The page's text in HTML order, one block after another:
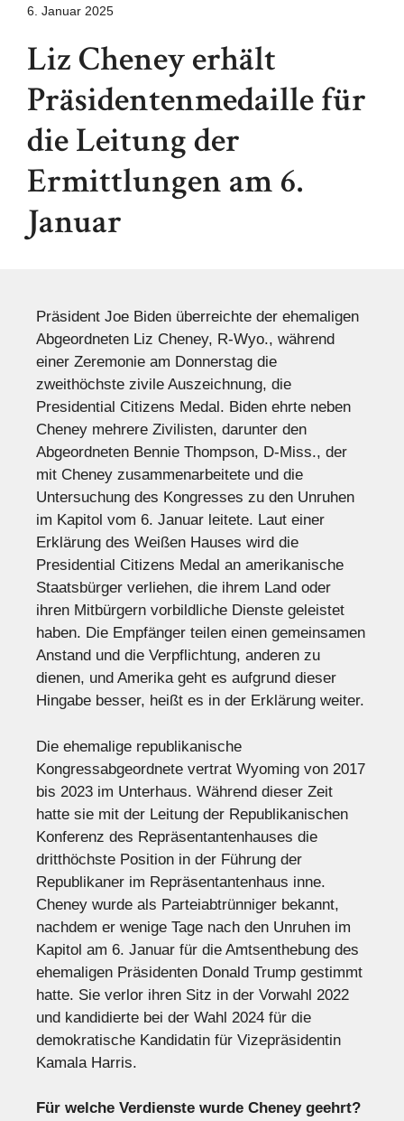
6. Januar 2025
Liz Cheney erhält
Präsidentenmedaille für
die Leitung der
Ermittlungen am 6.
Januar
Präsident Joe Biden überreichte der ehemaligen
Abgeordneten Liz Cheney, R-Wyo., während
einer Zeremonie am Donnerstag die
zweithöchste zivile Auszeichnung, die
Presidential Citizens Medal. Biden ehrte neben
Cheney mehrere Zivilisten, darunter den
Abgeordneten Bennie Thompson, D-Miss., der
mit Cheney zusammenarbeitete und die
Untersuchung des Kongresses zu den Unruhen
im Kapitol vom 6. Januar leitete. Laut einer
Erklärung des Weißen Hauses wird die
Presidential Citizens Medal an amerikanische
Staatsbürger verliehen, die ihrem Land oder
ihren Mitbürgern vorbildliche Dienste geleistet
haben. Die Empfänger teilen einen gemeinsamen
Anstand und die Verpflichtung, anderen zu
dienen, und Amerika geht es aufgrund dieser
Hingabe besser, heißt es in der Erklärung weiter.
Die ehemalige republikanische
Kongressabgeordnete vertrat Wyoming von 2017
bis 2023 im Unterhaus. Während dieser Zeit
hatte sie mit der Leitung der Republikanischen
Konferenz des Repräsentantenhauses die
dritthöchste Position in der Führung der
Republikaner im Repräsentantenhaus inne.
Cheney wurde als Parteiabtrünniger bekannt,
nachdem er wenige Tage nach den Unruhen im
Kapitol am 6. Januar für die Amtsenthebung des
ehemaligen Präsidenten Donald Trump gestimmt
hatte. Sie verlor ihren Sitz in der Vorwahl 2022
und kandidierte bei der Wahl 2024 für die
demokratische Kandidatin für Vizepräsidentin
Kamala Harris.
Für welche Verdienste wurde Cheney geehrt?